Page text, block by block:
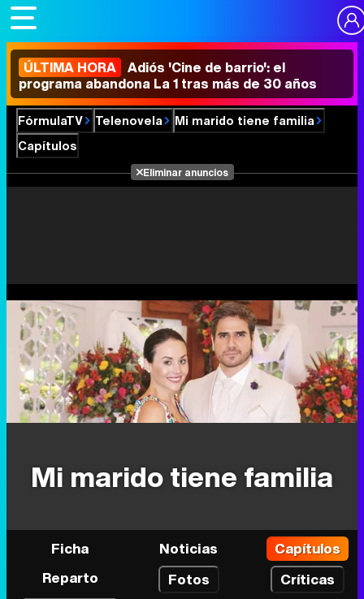
ÚLTIMA HORA Adiós 'Cine de barrio': el
programa abandona La 1 tras más de 30 años
FórmulaTV Telenovela
Mi marido tiene familia
Capítulos
Eliminar anuncios
Mi marido tiene familia
Ficha Noticias
Capítulos
Reparto
Fotos
Críticas